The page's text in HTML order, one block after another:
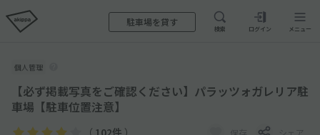
駐車場を貸す
検索 ログイン メニュー
個人管理
【必ず掲載写真をご確認ください】パラッツォガレリア駐
車場【駐車位置注意】
（ 102件 ） 保存 シェア